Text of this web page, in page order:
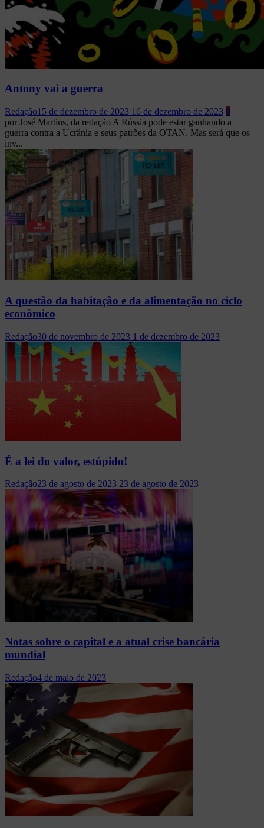
Antony vai a guerra
Redação15 de dezembro de 2023 16 de dezembro de 2023 0
por José Martins, da redação A Rússia pode estar ganhando a
guerra contra a Ucrânia e seus patrões da OTAN. Mas será que os
inv...
A questão da habitação e da alimentação no ciclo
econômico
Redação30 de novembro de 2023 1 de dezembro de 2023
É a lei do valor, estúpido!
Redação23 de agosto de 2023 23 de agosto de 2023
Notas sobre o capital e a atual crise bancária
mundial
Redação4 de maio de 2023